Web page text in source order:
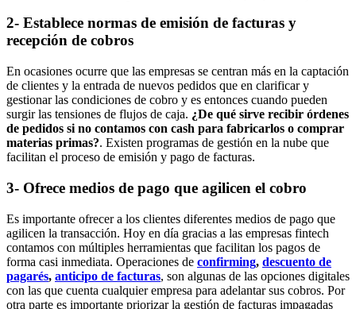
2- Establece normas de emisión de facturas y
recepción de cobros
En ocasiones ocurre que las empresas se centran más en la captación
de clientes y la entrada de nuevos pedidos que en clarificar y
gestionar las condiciones de cobro y es entonces cuando pueden
surgir las tensiones de flujos de caja. ¿De qué sirve recibir órdenes
de pedidos si no contamos con cash para fabricarlos o comprar
materias primas?. Existen programas de gestión en la nube que
facilitan el proceso de emisión y pago de facturas.
3- Ofrece medios de pago que agilicen el cobro
Es importante ofrecer a los clientes diferentes medios de pago que
agilicen la transacción. Hoy en día gracias a las empresas fintech
contamos con múltiples herramientas que facilitan los pagos de
forma casi inmediata. Operaciones de confirming, descuento de
pagarés, anticipo de facturas, son algunas de las opciones digitales
con las que cuenta cualquier empresa para adelantar sus cobros. Por
otra parte es importante priorizar la gestión de facturas impagadas